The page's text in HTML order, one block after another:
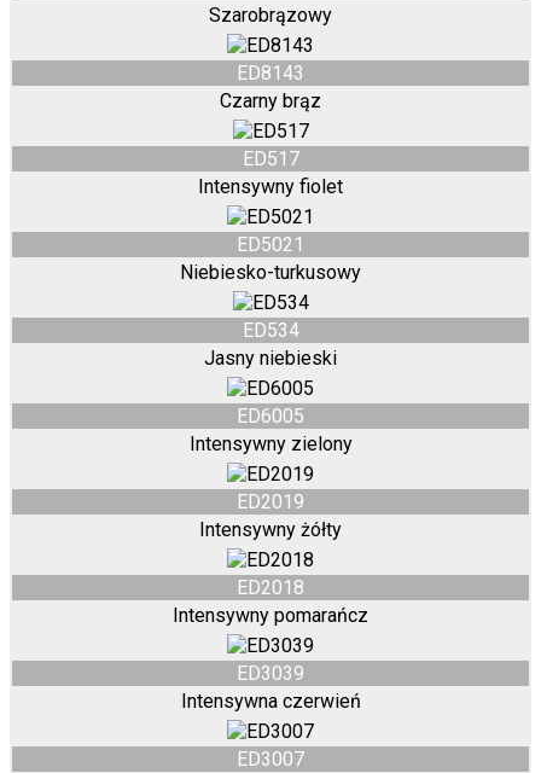
Szarobrązowy
ED8143
Czarny brąz
ED517
Intensywny fiolet
ED5021
Niebiesko-turkusowy
ED534
Jasny niebieski
ED6005
Intensywny zielony
ED2019
Intensywny żółty
ED2018
Intensywny pomarańcz
ED3039
Intensywna czerwień
ED3007